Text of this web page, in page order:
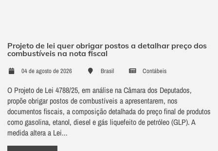
Projeto de lei quer obrigar postos a detalhar preço dos
combustíveis na nota fiscal
04 de agosto de 2026 Brasil Contábeis
O Projeto de Lei 4788/25, em análise na Câmara dos Deputados,
propõe obrigar postos de combustíveis a apresentarem, nos
documentos fiscais, a composição detalhada do preço final de produtos
como gasolina, etanol, diesel e gás liquefeito de petróleo (GLP). A
medida altera a Lei...